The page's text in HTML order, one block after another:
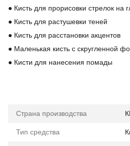
● Кисть для прорисовки стрелок на
● Кисть для растушевки теней
● Кисть для расстановки акцентов
● Маленькая кисть с скругленной
● Кисти для нанесения помады
Страна производства
Тип средства